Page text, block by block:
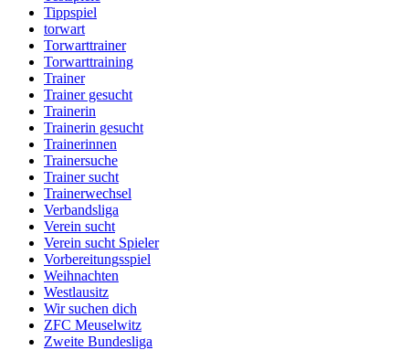
Tippspiel
torwart
Torwarttrainer
Torwarttraining
Trainer
Trainer gesucht
Trainerin
Trainerin gesucht
Trainerinnen
Trainersuche
Trainer sucht
Trainerwechsel
Verbandsliga
Verein sucht
Verein sucht Spieler
Vorbereitungsspiel
Weihnachten
Westlausitz
Wir suchen dich
ZFC Meuselwitz
Zweite Bundesliga